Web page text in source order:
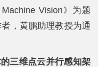
Vision》为题
，黄鹏助理教授为通
三维点云并行感知架